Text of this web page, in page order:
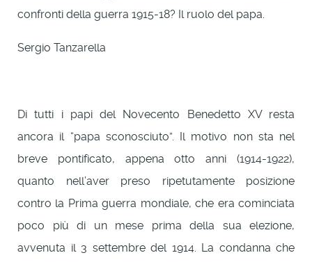
confronti della guerra 1915-18? Il ruolo del papa.
Sergio Tanzarella
Di tutti i papi del Novecento Benedetto XV resta
ancora il “papa sconosciuto”. Il motivo non sta nel
breve pontificato, appena otto anni (1914-1922),
quanto nell’aver preso ripetutamente posizione
contro la Prima guerra mondiale, che era cominciata
poco più di un mese prima della sua elezione,
avvenuta il 3 settembre del 1914. La condanna che